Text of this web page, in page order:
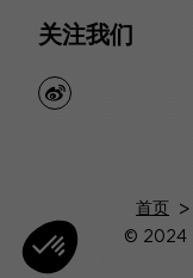
关注我们
weibo
首页 >
© 2024